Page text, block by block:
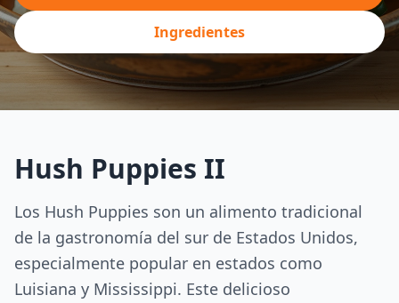
Ingredientes
Hush Puppies II
Los Hush Puppies son un alimento tradicional
de la gastronomía del sur de Estados Unidos,
especialmente popular en estados como
Luisiana y Mississippi. Este delicioso